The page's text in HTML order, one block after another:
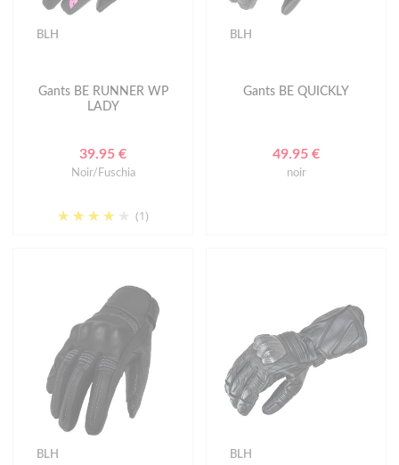
BLH
Gants BE RUNNER WP
LADY
39.95 €
Noir/Fuschia
(1)
BLH
Gants BE QUICKLY
49.95 €
noir
BLH BLH